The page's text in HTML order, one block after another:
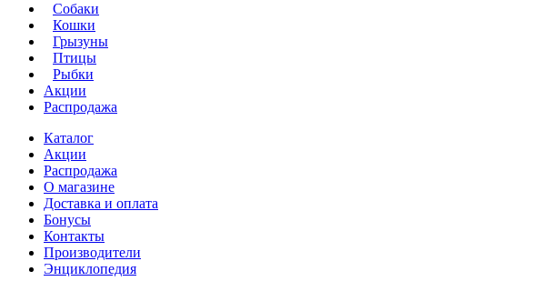
Собаки
Кошки
Грызуны
Птицы
Рыбки
Акции
Распродажа
Каталог
Акции
Распродажа
О магазине
Доставка и оплата
Бонусы
Контакты
Производители
Энциклопедия